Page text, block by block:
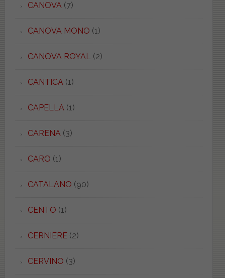
CANOVA(7)
CANOVA MONO (1)
CANOVA ROYAL(2)
CANTICA(1)
CAPELLA(1)
CARENA(3)
CARO (1)
CATALANO (90)
CENTO (1)
CERNIERE(2)
CERVINO (3)